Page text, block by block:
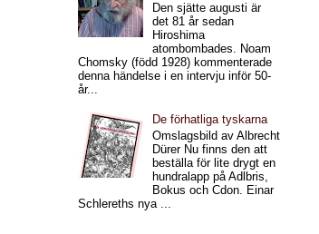
Den sjätte augusti är
det 81 år sedan
Hiroshima
atombombades. Noam
Chomsky (född 1928) kommenterade
denna händelse i en intervju inför 50-
år...
De förhatliga tyskarna
Omslagsbild av Albrecht
Dürer Nu finns den att
beställa för lite drygt en
hundralapp på Adlbris,
Bokus och Cdon. Einar
Schlereths nya ...